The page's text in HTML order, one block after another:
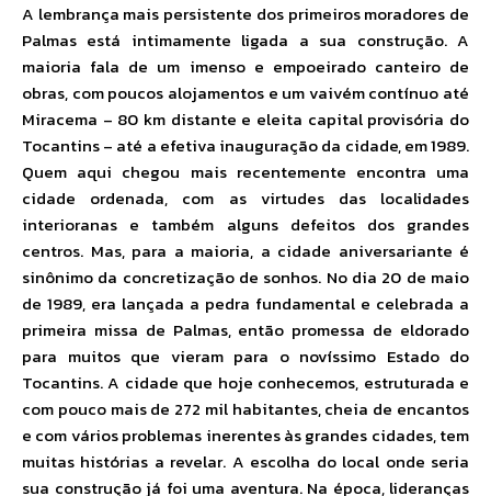
A lembrança mais persistente dos primeiros moradores de
Palmas está intimamente ligada a sua construção. A
maioria fala de um imenso e empoeirado canteiro de
obras, com poucos alojamentos e um vaivém contínuo até
Miracema – 80 km distante e eleita capital provisória do
Tocantins – até a efetiva inauguração da cidade, em 1989.
Quem aqui chegou mais recentemente encontra uma
cidade ordenada, com as virtudes das localidades
interioranas e também alguns defeitos dos grandes
centros. Mas, para a maioria, a cidade aniversariante é
sinônimo da concretização de sonhos. No dia 20 de maio
de 1989, era lançada a pedra fundamental e celebrada a
primeira missa de Palmas, então promessa de eldorado
para muitos que vieram para o novíssimo Estado do
Tocantins. A cidade que hoje conhecemos, estruturada e
com pouco mais de 272 mil habitantes, cheia de encantos
e com vários problemas inerentes às grandes cidades, tem
muitas histórias a revelar. A escolha do local onde seria
sua construção já foi uma aventura. Na época, lideranças